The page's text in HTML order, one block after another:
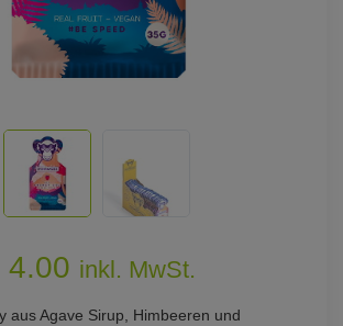
4.00 inkl. MwSt.
aus Agave Sirup, Himbeeren und